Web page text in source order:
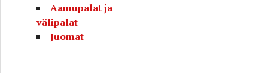
Aamupalat ja
välipalat
Juomat